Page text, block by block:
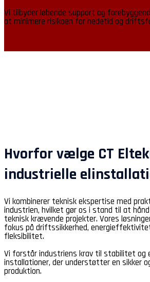
Vi tilbyder løbende support og
at minimere risikoen for nedetid og
Hvorfor vælge CT
industrielle
Vi kombinerer teknisk ekspertise med
industrien, hvilket gør os i stand til at
teknisk krævende projekter. Vores
fokus på driftssikkerhed,
fleksibilitet.
Vi forstår industriens krav til stabilitet
installationer, der understøtter en sikker
produktion.